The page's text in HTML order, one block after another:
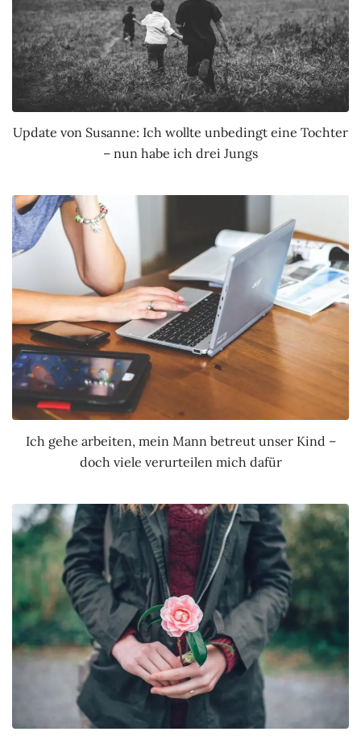
Update von Susanne: Ich wollte unbedingt eine Tochter
– nun habe ich drei Jungs
Ich gehe arbeiten, mein Mann betreut unser Kind –
doch viele verurteilen mich dafür